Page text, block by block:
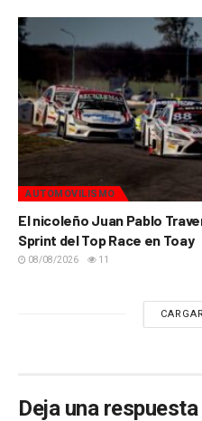
AUTOMOVILISMO
El nicoleño Juan Pablo
Sprint del Top Race en Toay
08/08/2026 11
Deja una respuesta